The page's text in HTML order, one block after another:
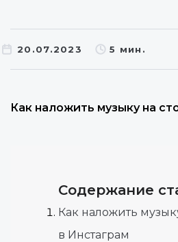
20.07.2023 5 мин.
Как наложить музыку на
Содержание
Как наложить
в Инстаграм